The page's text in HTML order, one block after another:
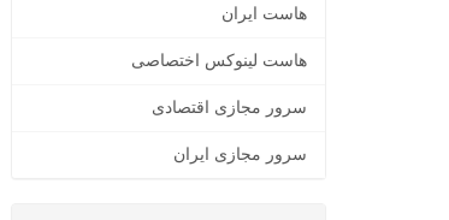
هاست ایران
هاست لینوکس اختصاصی
سرور مجازی اقتصادی
سرور مجازی ایران